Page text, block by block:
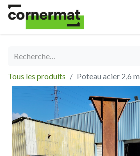
Tous les produits Poteau acier 2,6 m